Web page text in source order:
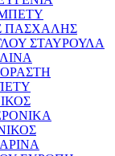
ΠΑΣΧΑΛΗΣ
ΣΤΑΥΡΟΥΛΑ